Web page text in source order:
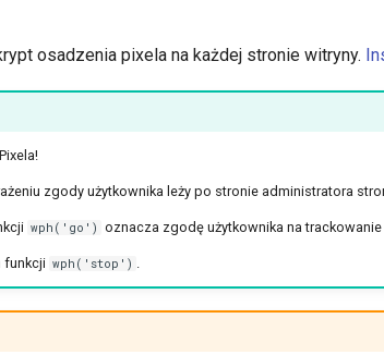
osadzenia pixela na każdej stronie witryny.
zgody użytkownika leży po stronie administratora
wph('go') oznacza zgodę użytkownika na trackowanie
funkcji wph('stop')